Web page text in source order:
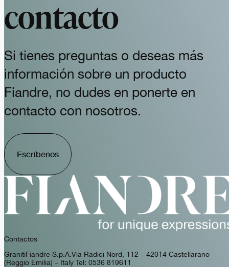
contacto
Si tienes preguntas o deseas más
información sobre un producto
Fiandre, no dudes en ponerte en
contacto con nosotros.
Escríbenos
Contactos
GranitiFiandre S.p.A. Via Radici Nord, 112 – 42014 Castellarano
(Reggio Emilia) – Italy Tel: 0536 819611